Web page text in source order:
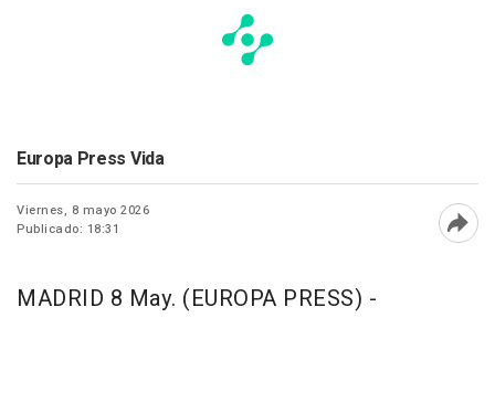
Europa Press Vida
Viernes, 8 mayo 2026
Publicado: 18:31
MADRID 8 May. (EUROPA PRESS) -